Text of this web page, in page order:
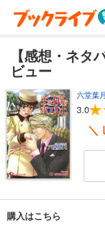
【感想・ネタ
ビュー
六堂葉月
3.0
＼
購入はこちら